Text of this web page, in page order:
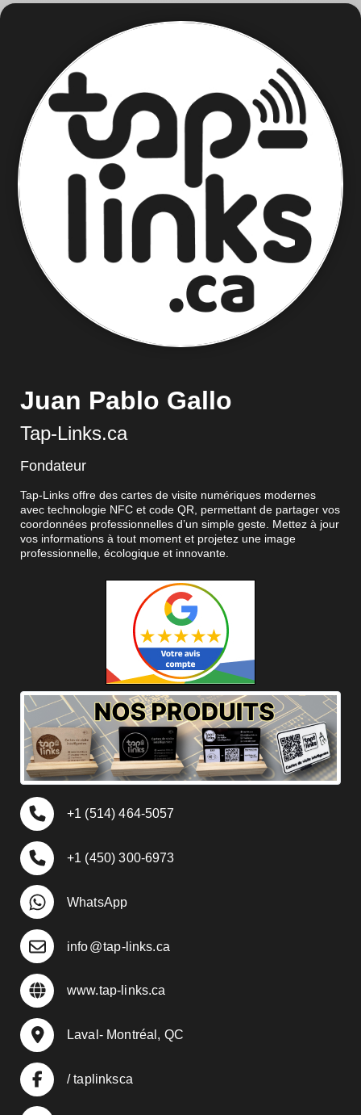
Juan Pablo Gallo
Tap-Links.ca
Fondateur
Tap-Links offre des cartes de visite numériques modernes
avec technologie NFC et code QR, permettant de partager vos
coordonnées professionnelles d’un simple geste. Mettez à jour
vos informations à tout moment et projetez une image
professionnelle, écologique et innovante.
+1 (514) 464-5057
+1 (450) 300-6973
WhatsApp
info@tap-links.ca
www.tap-links.ca
Laval- Montréal, QC
/ taplinksca